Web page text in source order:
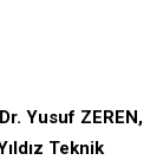
Yusuf ZEREN,
Teknik